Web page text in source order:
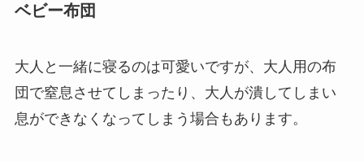
ベビー布団
大人と一緒に寝るのは可愛いですが、大人用の布
団で窒息させてしまったり、大人が潰してしまい
息ができなくなってしまう場合もあります。